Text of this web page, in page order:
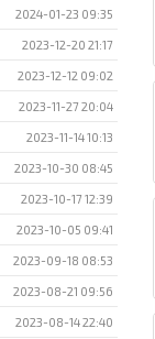
2024-01-23 09:35
2023-12-20 21:17
2023-12-12 09:02
2023-11-27 20:04
2023-11-14 10:13
2023-10-30 08:45
2023-10-17 12:39
2023-10-05 09:41
2023-09-18 08:53
2023-08-21 09:56
2023-08-14 22:40